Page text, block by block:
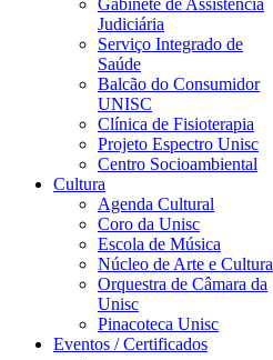
Gabinete de Assistência
Judiciária
Serviço Integrado de
Saúde
Balcão do Consumidor
UNISC
Clínica de Fisioterapia
Projeto Espectro Unisc
Centro Socioambiental
Cultura
Agenda Cultural
Coro da Unisc
Escola de Música
Núcleo de Arte e Cultura
Orquestra de Câmara da
Unisc
Pinacoteca Unisc
Eventos / Certificados